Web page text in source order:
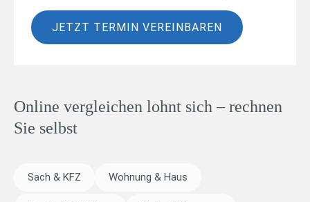
JETZT TERMIN VEREINBAREN
Online vergleichen lohnt sich – rechnen
Sie selbst
Sach & KFZ Wohnung & Haus